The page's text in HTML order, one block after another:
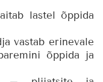
lastel õppida
vastab erinevale
õppida ja